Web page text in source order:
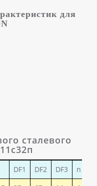
для
сталевого
DF1 DF2 DF3 n